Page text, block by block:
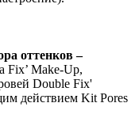
оттенков –
Fix’ Make-Up,
Double Fix'
действием Kit Pores